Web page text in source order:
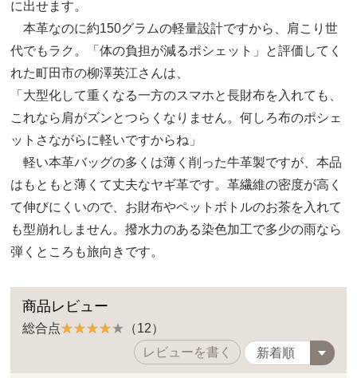
に出せます。
本革なのに約150グラムの軽量設計ですから、肩こり世
代でもラク。「体の負担が減るポシェット」と評価してく
れた町田市の柳澤英江さんは、
「大型化して重くなる一方のスマホと長財布を入れても、
これなら肩がズンとつらくなりません。何しろ布のポシェ
ットさながらに軽いですからね」
軽い本革バッグの多くは薄く削った牛革製ですが、本品
はもともと薄くて丈夫なヤギ革です。革繊維の密度が高く
て伸びにくいので、お財布やペットボトルのお茶を入れて
も型崩れしません。撥水力のある染色加工で多少の雨なら
弾くところも旅向きです。
商品レビュー
総合点
（12）
レビューを書く